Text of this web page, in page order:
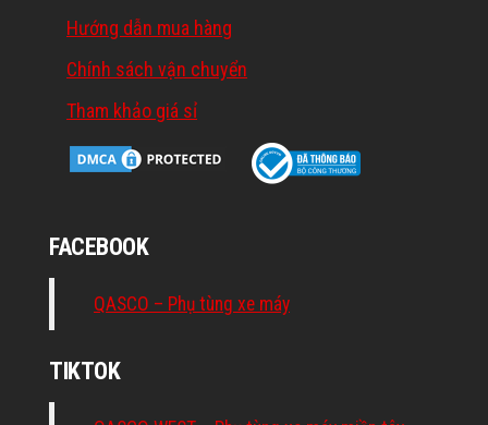
Hướng dẫn mua hàng
Chính sách vận chuyển
Tham khảo giá sỉ
FACEBOOK
QASCO – Phụ tùng xe máy
TIKTOK